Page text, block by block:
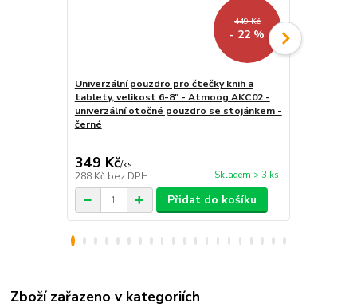
449 Kč
- 22 %
Univerzální pouzdro pro čtečky knih a
tablety, velikost 6-8" - Atmoog AKC02 -
univerzální otočné pouzdro se stojánkem -
černé
349 Kč/ks
288 Kč bez DPH Skladem > 3 ks
Přidat do košíku
Zboží zařazeno v kategoriích